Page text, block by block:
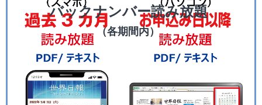
バックナンバー読み放題
（各期間内）